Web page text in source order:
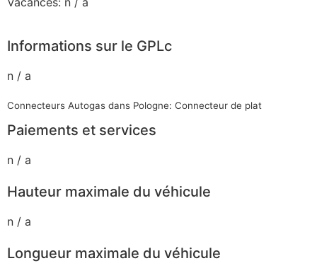
Informations sur le GPLc
n / a
Connecteurs Autogas dans Pologne: Connecteur de plat
Paiements et services
n / a
Hauteur maximale du véhicule
n / a
Longueur maximale du véhicule